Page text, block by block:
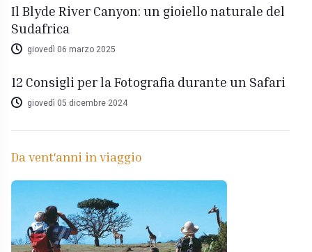
Il Blyde River Canyon: un gioiello naturale del
Sudafrica
giovedì 06 marzo 2025
12 Consigli per la Fotografia durante un Safari
giovedì 05 dicembre 2024
Da vent'anni in viaggio